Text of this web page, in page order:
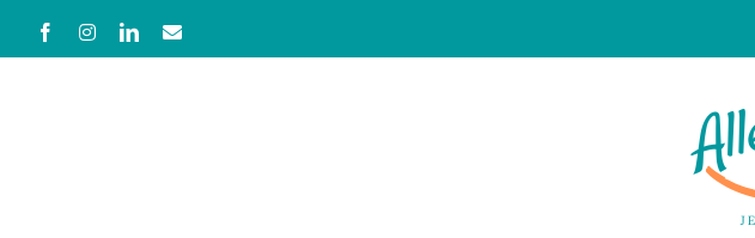
Passer
au
FacebookInstagramLinkedInEmail